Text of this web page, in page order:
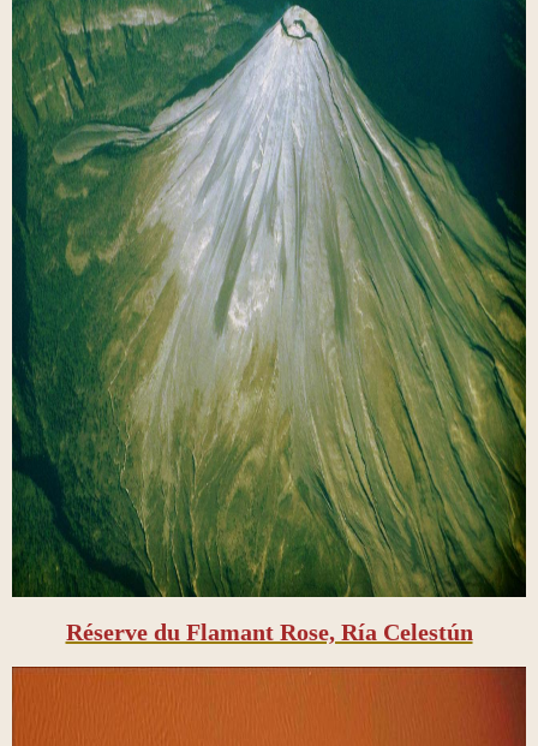
Réserve du Flamant Rose, Ría Celestún